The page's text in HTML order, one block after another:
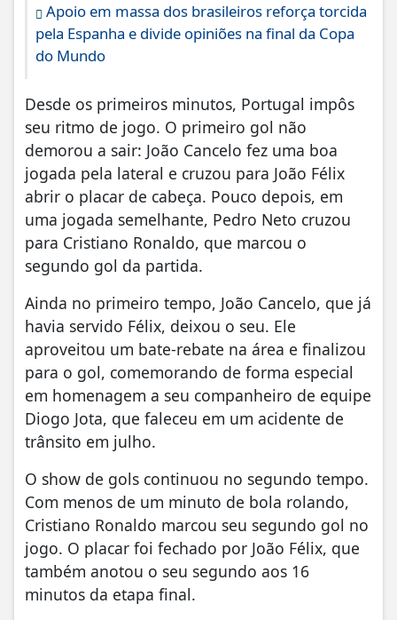
Apoio em massa dos brasileiros reforça torcida
pela Espanha e divide opiniões na final da Copa
do Mundo
Desde os primeiros minutos, Portugal impôs
seu ritmo de jogo. O primeiro gol não
demorou a sair: João Cancelo fez uma boa
jogada pela lateral e cruzou para João Félix
abrir o placar de cabeça. Pouco depois, em
uma jogada semelhante, Pedro Neto cruzou
para Cristiano Ronaldo, que marcou o
segundo gol da partida.
Ainda no primeiro tempo, João Cancelo, que já
havia servido Félix, deixou o seu. Ele
aproveitou um bate-rebate na área e finalizou
para o gol, comemorando de forma especial
em homenagem a seu companheiro de equipe
Diogo Jota, que faleceu em um acidente de
trânsito em julho.
O show de gols continuou no segundo tempo.
Com menos de um minuto de bola rolando,
Cristiano Ronaldo marcou seu segundo gol no
jogo. O placar foi fechado por João Félix, que
também anotou o seu segundo aos 16
minutos da etapa final.